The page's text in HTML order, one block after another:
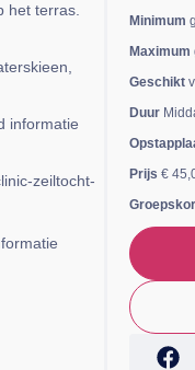
het terras.
informatie
zeiltocht-
Minimum
Maximum
Geschikt
Duur
Prijs €